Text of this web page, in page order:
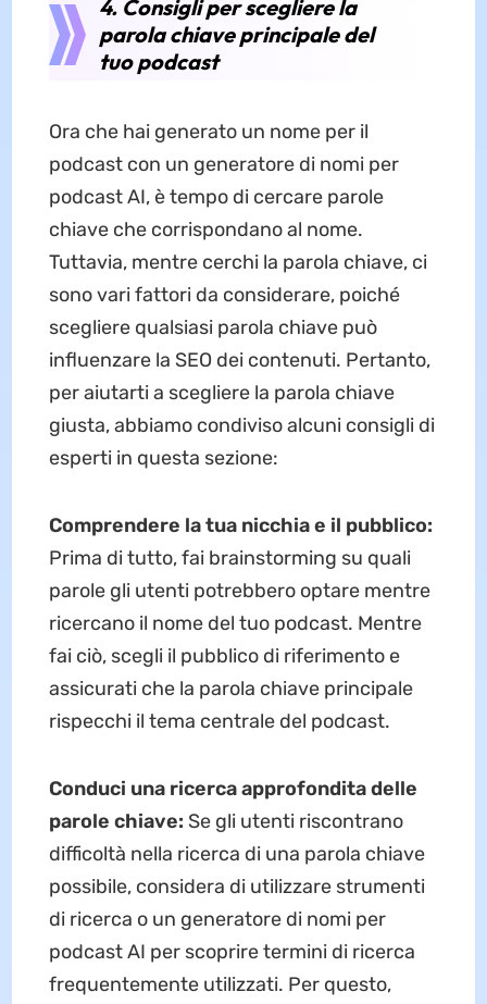
4. Consigli per scegliere la
parola chiave principale del
tuo podcast
Ora che hai generato un nome per il
podcast con un generatore di nomi per
podcast AI, è tempo di cercare parole
chiave che corrispondano al nome.
Tuttavia, mentre cerchi la parola chiave, ci
sono vari fattori da considerare, poiché
scegliere qualsiasi parola chiave può
influenzare la SEO dei contenuti. Pertanto,
per aiutarti a scegliere la parola chiave
giusta, abbiamo condiviso alcuni consigli di
esperti in questa sezione:
Comprendere la tua nicchia e il pubblico:
Prima di tutto, fai brainstorming su quali
parole gli utenti potrebbero optare mentre
ricercano il nome del tuo podcast. Mentre
fai ciò, scegli il pubblico di riferimento e
assicurati che la parola chiave principale
rispecchi il tema centrale del podcast.
Conduci una ricerca approfondita delle
parole chiave: Se gli utenti riscontrano
difficoltà nella ricerca di una parola chiave
possibile, considera di utilizzare strumenti
di ricerca o un generatore di nomi per
podcast AI per scoprire termini di ricerca
frequentemente utilizzati. Per questo,